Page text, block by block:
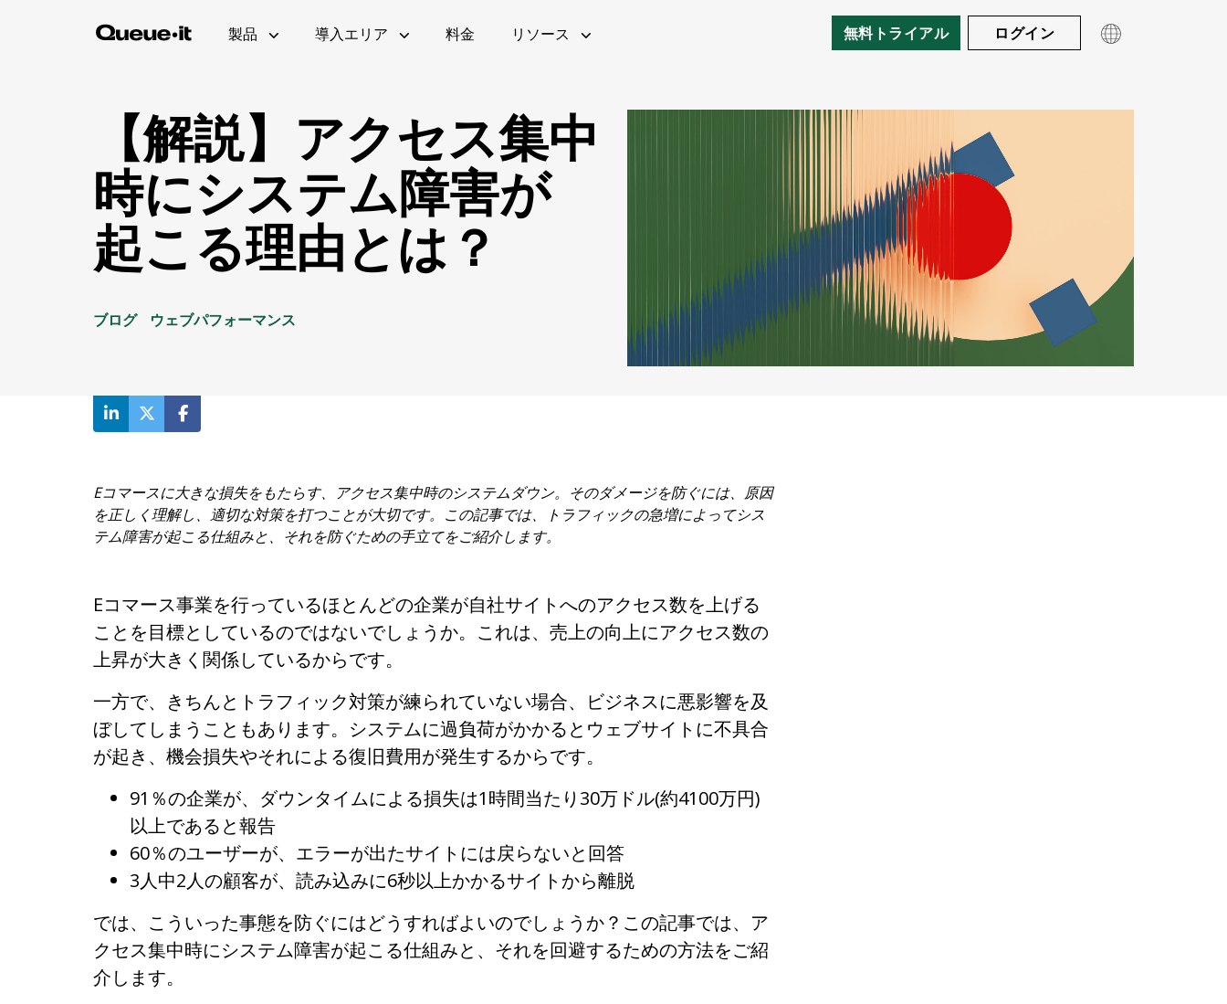
製品 導入エリア 料金 リソース 無料トライアル ログイン
製品
製品概要
招待制待合室
Queue-itの仕組み
ユーザー体験
ボット・不正対策
モニタリングとレポート
実装方法(英語)
導入エリア
Eコマース
チケット販売
公共部門
教育機関
金融機関
料金
リソース
技術者向けページ(英語)
製品概要 招待制待合室 Queue-itの仕組み
ユーザー体験 ボット・不正対策 モニタリングとレポート
実装方法(英語) ビジター・エンゲージメント
事例紹介 お客様の声(英語)
ROI計算ツール
Eコマース チケット販売
教育機関 金融機関
技術者向けページ(英語) ホワイトペーパー ウェビナー(英語)
待合室ギャラリー 製品アップデート(英語)
Ebooks & ガイド(英語) ビデオ(英語)
【解説】アクセス集中
時にシステム障害が
起こる理由とは？
ブログ ウェブパフォーマンス
Eコマースに大きな損失をもたらす、アクセス集中時のシステムダウン。そのダメージを防ぐには、原因
を正しく理解し、適切な対策を打つことが大切です。この記事では、トラフィックの急増によってシス
テム障害が起こる仕組みと、それを防ぐための手立てをご紹介します。
Eコマース事業を行っているほとんどの企業が自社サイトへのアクセス数を上げる
ことを目標としているのではないでしょうか。これは、売上の向上にアクセス数の
上昇が大きく関係しているからです。
一方で、きちんとトラフィック対策が練られていない場合、ビジネスに悪影響を及
ぼしてしまうこともあります。システムに過負荷がかかるとウェブサイトに不具合
が起き、機会損失やそれによる復旧費用が発生するからです。
91％の企業が、ダウンタイムによる損失は1時間当たり30万ドル(約4100万円)
以上であると報告
60％のユーザーが、エラーが出たサイトには戻らないと回答
3人中2人の顧客が、読み込みに6秒以上かかるサイトから離脱
では、こういった事態を防ぐにはどうすればよいのでしょうか？この記事では、ア
クセス集中時にシステム障害が起こる仕組みと、それを回避するための方法をご紹
介します。